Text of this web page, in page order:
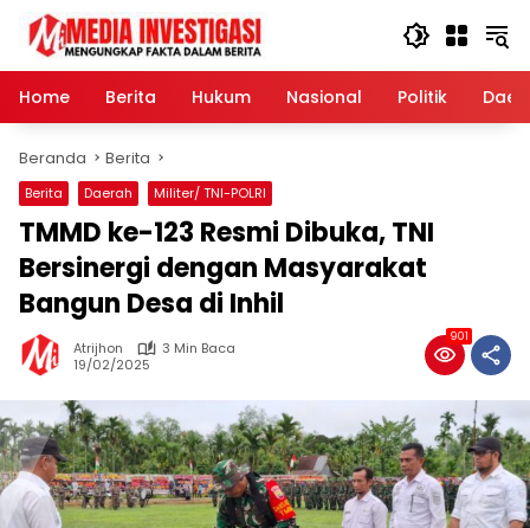
Langsung
konten
Home
Berita Hukum Nasional Politik
Beranda Berita
Berita Daerah Militer/ TNI-POLRI
TMMD ke-123 Resmi Dibuka, TNI
Bersinergi dengan Masyarakat
Bangun Desa di Inhil
Atrijhon
3 Min Baca
19/02/2025
901